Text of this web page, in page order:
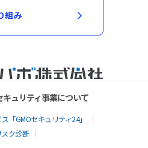
組み
ュリティ事業について
「GMOセキュリティ24」
ク診断